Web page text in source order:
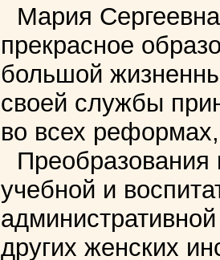
Мария
прекрасное
большой
своей службы
во всех
Преобразования
учебной и
других женских